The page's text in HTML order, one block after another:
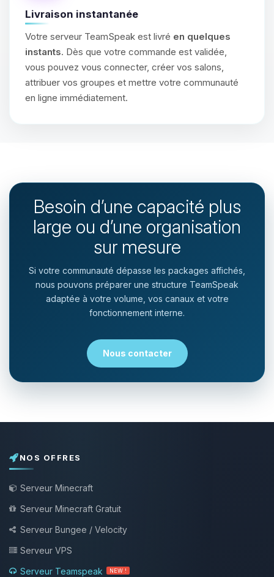
Livraison instantanée
Votre serveur TeamSpeak est livré en quelques
instants. Dès que votre commande est validée,
vous pouvez vous connecter, créer vos salons,
attribuer vos groupes et mettre votre communauté
en ligne immédiatement.
Besoin d’une capacité plus
large ou d’une organisation
sur mesure
Si votre communauté dépasse les packages affichés,
nous pouvons préparer une structure TeamSpeak
adaptée à votre volume, vos canaux et votre
fonctionnement interne.
Nous contacter
NOS OFFRES
Serveur Minecraft
Serveur Minecraft Gratuit
Serveur Bungee / Velocity
Serveur VPS
Serveur Teamspeak
NEW !